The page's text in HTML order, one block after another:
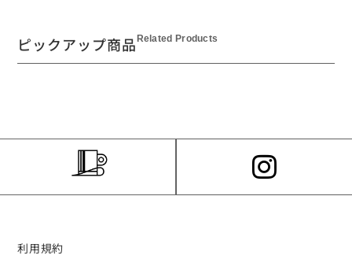
ピックアップ商品Related Products
利用規約